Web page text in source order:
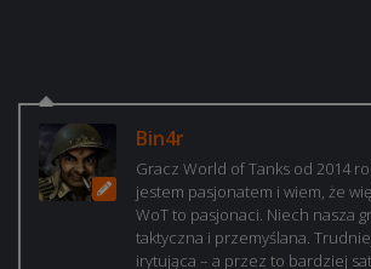
Bin4r
Gracz World of Tanks od 2014
jestem pasjonatem i wiem, że
WoT to pasjonaci. Niech nasza
taktyczna i przemyślana.
irytująca – a przez to bardziej